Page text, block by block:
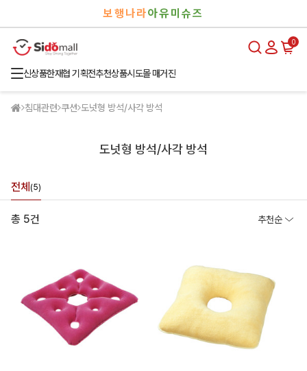
보행나라아유미슈즈
0
신상품한재협 기획전추천상품시도몰 매거진
침대관련 쿠션 도넛형 방석/사각 방석
도넛형 방석/사각 방석
전체 (5)
총 5건 추천순